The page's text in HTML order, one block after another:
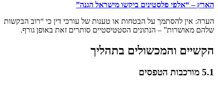
הארץ – “אלפי פלסטינים ביקשו מישראל הגנה”
הערה: אין להסתמך על הבטחות או טענות של עורכי דין כי “רוב הבקשות
שלהם מאושרות” – הנתונים הסטטיסטיים סותרים זאת באופן גורף.
הקשיים והמכשולים בתהליך
5.1 מורכבות הטפסים